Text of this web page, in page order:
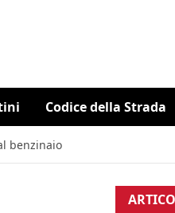
Codice della Strada
benzinaio